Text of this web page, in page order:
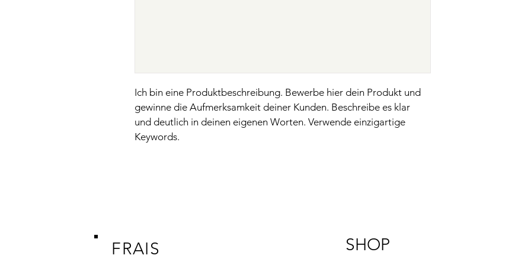
Ich bin eine Produktbeschreibung. Bewerbe hier dein Produkt und
gewinne die Aufmerksamkeit deiner Kunden. Beschreibe es klar
und deutlich in deinen eigenen Worten. Verwende einzigartige
Keywords.
FRAIS SHOP